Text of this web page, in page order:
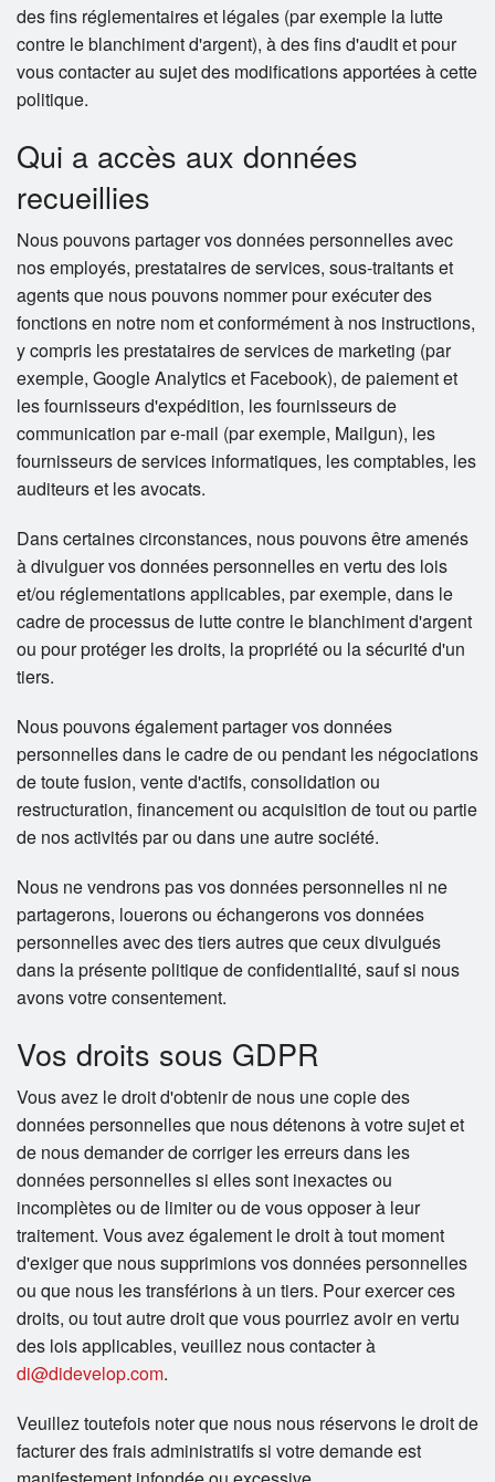
des fins réglementaires et légales (par exemple la lutte
contre le blanchiment d'argent), à des fins d'audit et pour
vous contacter au sujet des modifications apportées à cette
politique.
Qui a accès aux données
recueillies
Nous pouvons partager vos données personnelles avec
nos employés, prestataires de services, sous-traitants et
agents que nous pouvons nommer pour exécuter des
fonctions en notre nom et conformément à nos instructions,
y compris les prestataires de services de marketing (par
exemple, Google Analytics et Facebook), de paiement et
les fournisseurs d'expédition, les fournisseurs de
communication par e-mail (par exemple, Mailgun), les
fournisseurs de services informatiques, les comptables, les
auditeurs et les avocats.
Dans certaines circonstances, nous pouvons être amenés
à divulguer vos données personnelles en vertu des lois
et/ou réglementations applicables, par exemple, dans le
cadre de processus de lutte contre le blanchiment d'argent
ou pour protéger les droits, la propriété ou la sécurité d'un
tiers.
Nous pouvons également partager vos données
personnelles dans le cadre de ou pendant les négociations
de toute fusion, vente d'actifs, consolidation ou
restructuration, financement ou acquisition de tout ou partie
de nos activités par ou dans une autre société.
Nous ne vendrons pas vos données personnelles ni ne
partagerons, louerons ou échangerons vos données
personnelles avec des tiers autres que ceux divulgués
dans la présente politique de confidentialité, sauf si nous
avons votre consentement.
Vos droits sous GDPR
Vous avez le droit d'obtenir de nous une copie des
données personnelles que nous détenons à votre sujet et
de nous demander de corriger les erreurs dans les
données personnelles si elles sont inexactes ou
incomplètes ou de limiter ou de vous opposer à leur
traitement. Vous avez également le droit à tout moment
d'exiger que nous supprimions vos données personnelles
ou que nous les transférions à un tiers. Pour exercer ces
droits, ou tout autre droit que vous pourriez avoir en vertu
des lois applicables, veuillez nous contacter à
di@didevelop.com.
Veuillez toutefois noter que nous nous réservons le droit de
facturer des frais administratifs si votre demande est